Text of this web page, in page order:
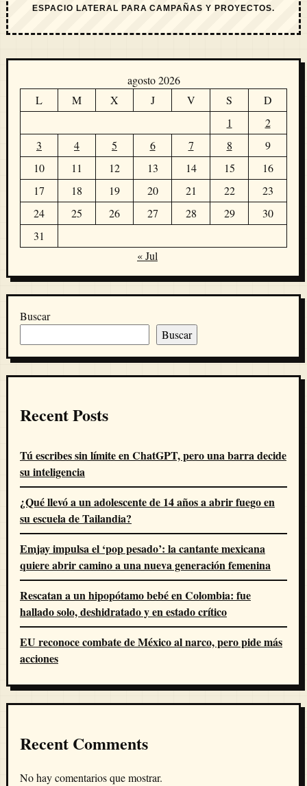
ESPACIO LATERAL PARA CAMPAÑAS Y PROYECTOS.
agosto 2026
L
M X J V S
D
1
2
3
4 5 6 7 8
9
10
11 12 13 14 15
16
17
18 19 20 21 22
23
24
25 26 27 28 29
30
31
« Jul
Buscar
Buscar
Recent Posts
Tú escribes sin límite en ChatGPT, pero una barra decide
su inteligencia
¿Qué llevó a un adolescente de 14 años a abrir fuego en
su escuela de Tailandia?
Emjay impulsa el ‘pop pesado’: la cantante mexicana
quiere abrir camino a una nueva generación femenina
Rescatan a un hipopótamo bebé en Colombia: fue
hallado solo, deshidratado y en estado crítico
EU reconoce combate de México al narco, pero pide más
acciones
Recent Comments
No hay comentarios que mostrar.